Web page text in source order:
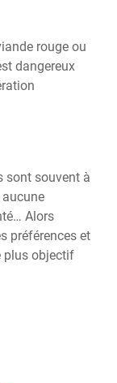
rouge ou
dangereux
sont souvent à
Alors
préférences et
plus objectif